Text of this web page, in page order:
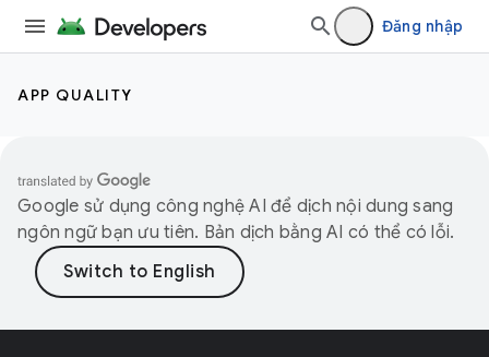
Đăng nhập
APP QUALITY
Google sử dụng công nghệ AI để dịch nội dung sang
ngôn ngữ bạn ưu tiên. Bản dịch bằng AI có thể có lỗi.